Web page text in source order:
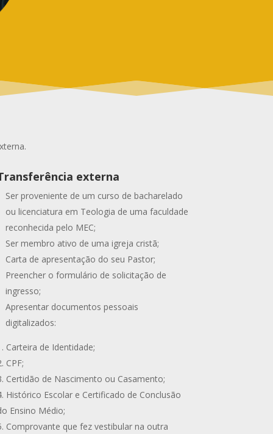
externa
Ser proveniente de um curso de bacharelado
ou licenciatura em Teologia de uma faculdade
reconhecida pelo MEC;
Ser membro ativo de uma igreja cristã;
Carta de apresentação do seu Pastor;
Preencher o formulário de solicitação de
ingresso;
Apresentar documentos pessoais
digitalizados:
Carteira de Identidade;
CPF;
Certidão de Nascimento ou Casamento;
Histórico Escolar e Certificado de Conclusão
Ensino Médio;
Comprovante que fez vestibular na outra